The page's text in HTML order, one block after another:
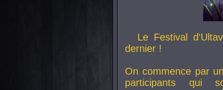
Le Festival
dernier !
On commence par
participants qui